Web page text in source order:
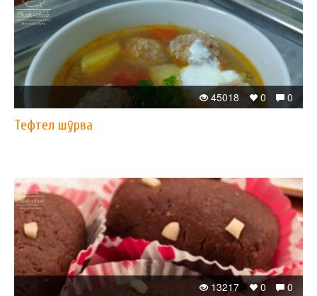
0
0
45018
Тефтел шўрва
0
0
13217